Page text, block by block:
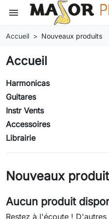
menu
Accueil Nouveaux produits
Accueil
Harmonicas
Guitares
Instr Vents
Accessoires
Librairie
Nouveaux
Aucun produit
Restez à l'écoute !